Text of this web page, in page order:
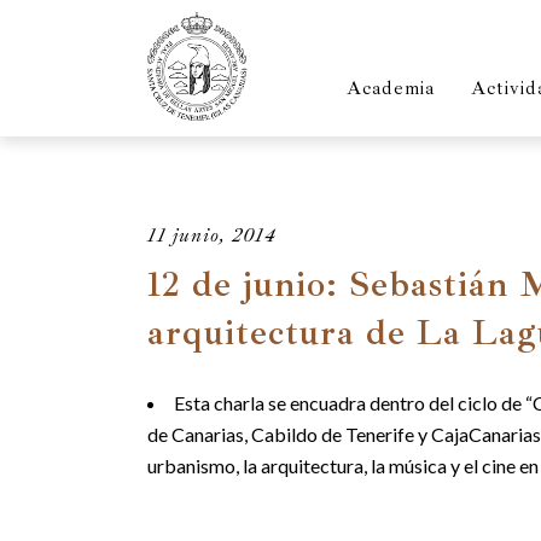
Academia
11 junio, 2014
12 de junio: Sebastián
arquitectura de La
Esta charla se encuadra dentro del ciclo de
de Canarias, Cabildo de Tenerife y
urbanismo, la arquitectura, la música y el cine